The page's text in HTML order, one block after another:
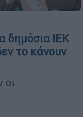
δημόσια ΙΕΚ
το κάνουν
οι